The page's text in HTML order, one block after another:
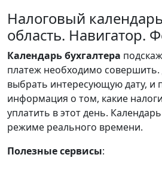
Налоговый
область. Навигатор.
Календарьбухгалтера
платеж необходимо совершить.
выбрать интересующую дату, и
информация о том, какие
уплатить в этот день.
режиме реального времени.
Полезные сервисы: